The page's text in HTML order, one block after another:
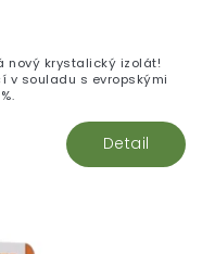
Detail
nový krystalický izolát!
v souladu s evropskými